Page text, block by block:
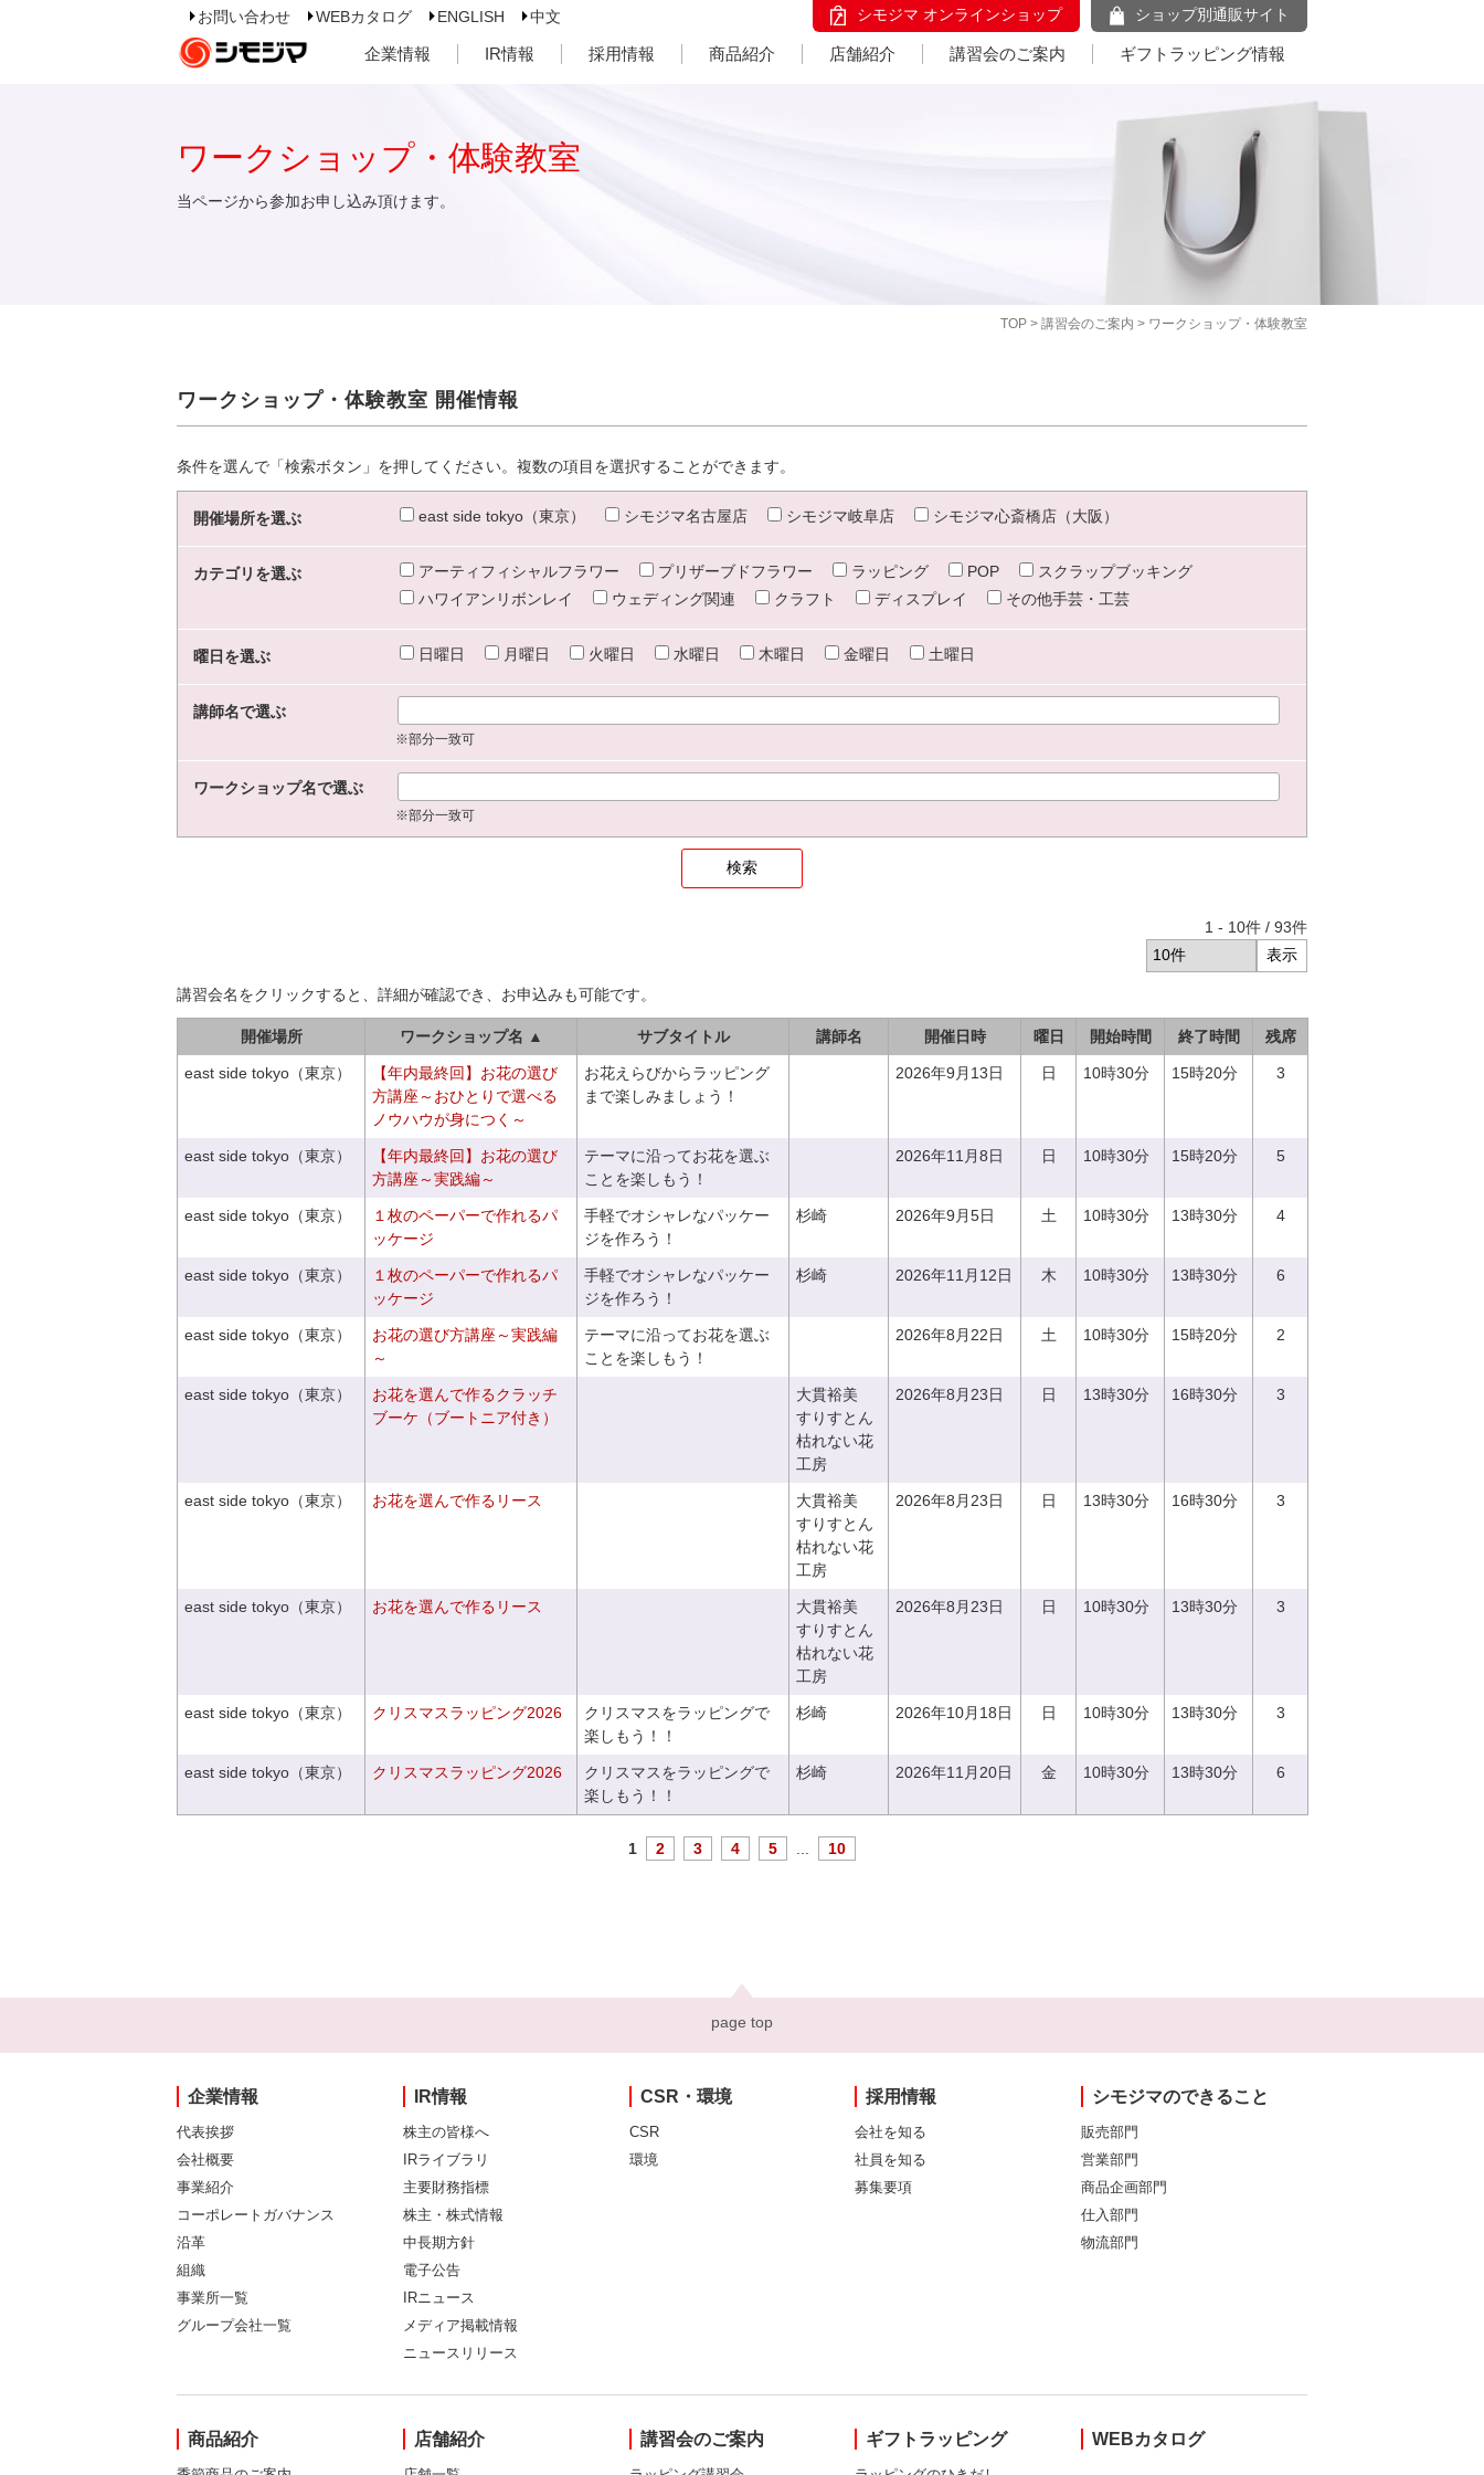
お問い合わせ WEBカタログ ENGLISH 中文 シモジマ オンラインショップ ショップ別通販サイト
企業情報 IR情報 採用情報 商品紹介 店舗紹介 講習会のご案内 ギフトラッピング情報
TOP > 講習会のご案内 > ワークショップ・体験教室
ワークショップ・体験教室
当ページから参加お申し込み頂けます。
ワークショップ・体験教室 開催情報
条件を選んで「検索ボタン」を押してください。複数の項目を選択することができます。
開催場所を選ぶ east side tokyo（東京） シモジマ名古屋店 シモジマ岐阜店 シモジマ心斎橋店（大阪）
カテゴリを選ぶ アーティフィシャルフラワー プリザーブドフラワー ラッピング POP
スクラップブッキング
ハワイアンリボンレイ
ウェディング関連 クラフト ディスプレイ その他手芸・工芸
曜日を選ぶ 日曜日 月曜日 火曜日 水曜日 木曜日 金曜日 土曜日
講師名で選ぶ
※部分一致可
ワークショップ名で選ぶ
※部分一致可
1 - 10件 / 93件
講習会名をクリックすると、詳細が確認でき、お申込みも可能です。
開催場所 ワークショップ名 ▲ サブタイトル 講師名 開催日時 曜日 開始時間 終了時間 残席
east side tokyo（東京）
【年内最終回】お花の選び
方講座～おひとりで選べる
ノウハウが身につく～
お花えらびからラッピング
まで楽しみましょう！
2026年9月13日 日 10時30分 15時20分 3
east side tokyo（東京）
【年内最終回】お花の選び
方講座～実践編～
テーマに沿ってお花を選ぶ
ことを楽しもう！
2026年11月8日 日 10時30分 15時20分 5
east side tokyo（東京）
１枚のペーパーで作れるパ
ッケージ
手軽でオシャレなパッケー
ジを作ろう！
杉崎 2026年9月5日 土 10時30分 13時30分 4
east side tokyo（東京）
１枚のペーパーで作れるパ
ッケージ
手軽でオシャレなパッケー
ジを作ろう！
杉崎 2026年11月12日 木 10時30分 13時30分 6
east side tokyo（東京）
お花の選び方講座～実践編
～
テーマに沿ってお花を選ぶ
ことを楽しもう！
2026年8月22日 土 10時30分 15時20分 2
east side tokyo（東京）
お花を選んで作るクラッチ
ブーケ（ブートニア付き）
大貫裕美
すりすとん
枯れない花
工房
2026年8月23日 日 13時30分 16時30分 3
east side tokyo（東京） お花を選んで作るリース
大貫裕美
すりすとん
枯れない花
工房
2026年8月23日 日 13時30分 16時30分 3
east side tokyo（東京） お花を選んで作るリース
大貫裕美
すりすとん
枯れない花
工房
2026年8月23日 日 10時30分 13時30分 3
east side tokyo（東京） クリスマスラッピング2026
クリスマスをラッピングで
楽しもう！！
杉崎 2026年10月18日 日 10時30分 13時30分 3
east side tokyo（東京） クリスマスラッピング2026
クリスマスをラッピングで
楽しもう！！
杉崎 2026年11月20日 金 10時30分 13時30分 6
1 2 3 4 5 10
page top
企業情報
代表挨拶
会社概要
事業紹介
コーポレートガバナンス
沿革
組織
事業所一覧
グループ会社一覧
IR情報
株主の皆様へ
IRライブラリ
主要財務指標
株主・株式情報
中長期方針
電子公告
IRニュース
メディア掲載情報
ニュースリリース
CSR・環境
CSR
環境
採用情報
会社を知る
社員を知る
募集要項
シモジマのできること
販売部門
営業部門
商品企画部門
仕入部門
物流部門
商品紹介 店舗紹介 講習会のご案内 ギフトラッピング WEBカタログ